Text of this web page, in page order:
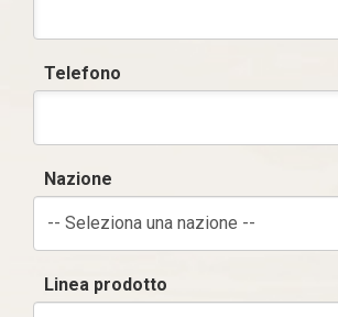
Telefono
Nazione
-- Seleziona una nazione --
Linea prodotto